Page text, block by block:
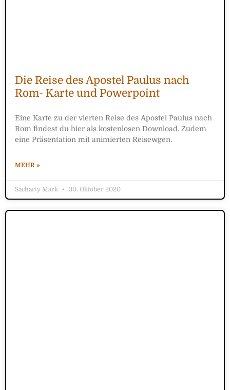
Die Reise des Apostel Paulus nach
Rom- Karte und Powerpoint
Eine Karte zu der vierten Reise des Apostel Paulus nach
Rom findest du hier als kostenlosen Download. Zudem
eine Präsentation mit animierten Reisewgen.
MEHR »
Sachariy Mark 30. Oktober 2020